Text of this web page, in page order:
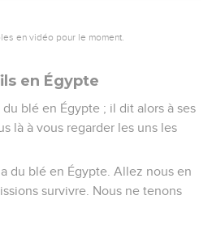
en vidéo pour le moment.
en Égypte
blé en Égypte ; il dit alors à ses
là à vous regarder les uns les
du blé en Égypte. Allez nous en
survivre. Nous ne tenons